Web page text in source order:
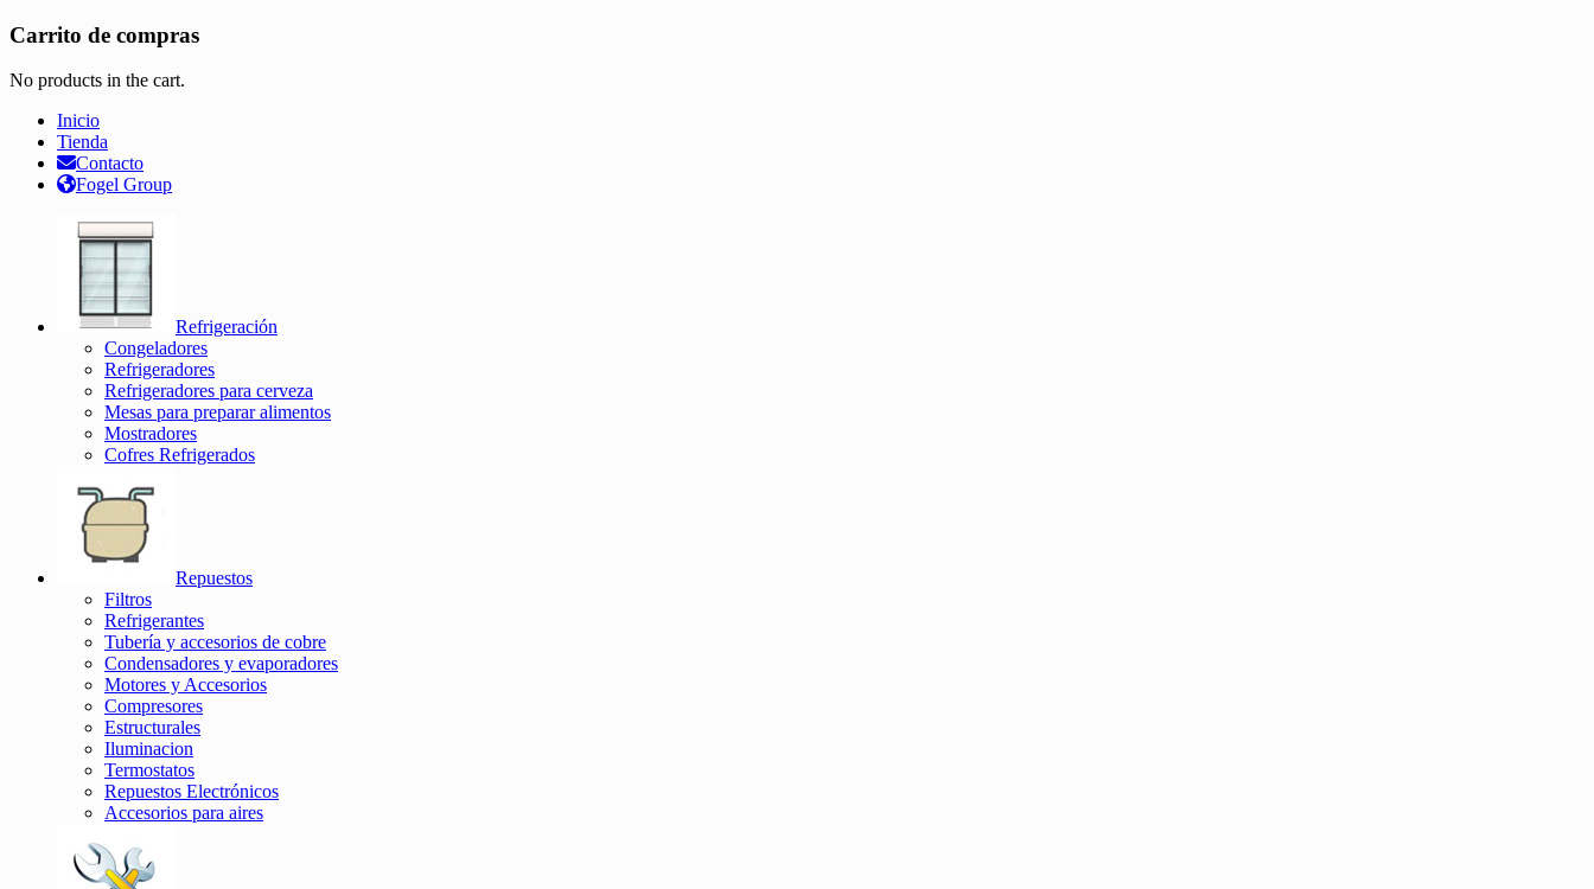
Carrito de compras
No products in the cart.
Inicio
Tienda
Contacto
Fogel Group
Refrigeración
Congeladores
Refrigeradores
Refrigeradores para cerveza
Mesas para preparar alimentos
Mostradores
Cofres Refrigerados
Repuestos
Filtros
Refrigerantes
Tubería y accesorios de cobre
Condensadores y evaporadores
Motores y Accesorios
Compresores
Estructurales
Iluminacion
Termostatos
Repuestos Electrónicos
Accesorios para aires